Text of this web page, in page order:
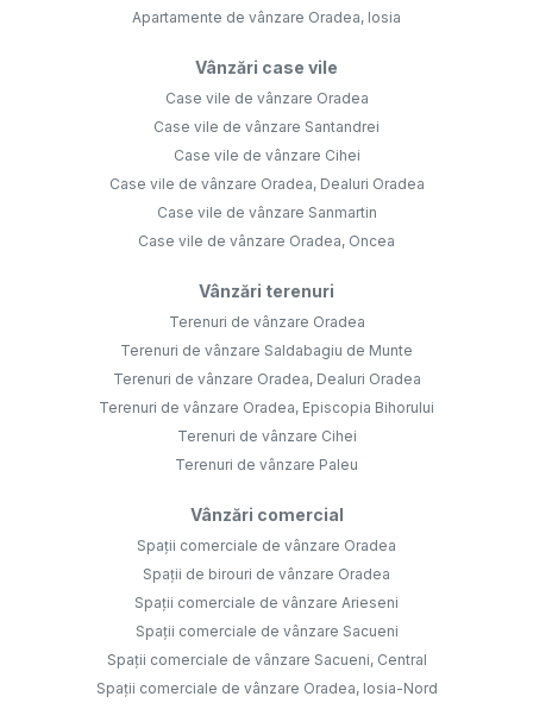
Apartamente de vânzare Oradea, Iosia
Vânzări case vile
Case vile de vânzare Oradea
Case vile de vânzare Santandrei
Case vile de vânzare Cihei
Case vile de vânzare Oradea, Dealuri Oradea
Case vile de vânzare Sanmartin
Case vile de vânzare Oradea, Oncea
Vânzări terenuri
Terenuri de vânzare Oradea
Terenuri de vânzare Saldabagiu de Munte
Terenuri de vânzare Oradea, Dealuri Oradea
Terenuri de vânzare Oradea, Episcopia Bihorului
Terenuri de vânzare Cihei
Terenuri de vânzare Paleu
Vânzări comercial
Spații comerciale de vânzare Oradea
Spații de birouri de vânzare Oradea
Spații comerciale de vânzare Arieseni
Spații comerciale de vânzare Sacueni
Spații comerciale de vânzare Sacueni, Central
Spații comerciale de vânzare Oradea, Iosia-Nord